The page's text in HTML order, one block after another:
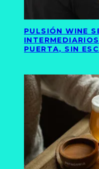
PULSIÓN WINE
PUERTA, SIN